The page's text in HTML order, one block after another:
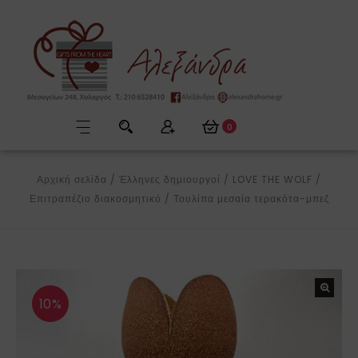
0
Αρχική σελίδα / Έλληνες δημιουργοί / LOVE THE WOLF /
Επιτραπέζιο διακοσμητικό / Τουλίπα μεσαία τερακότα-μπεζ
10%